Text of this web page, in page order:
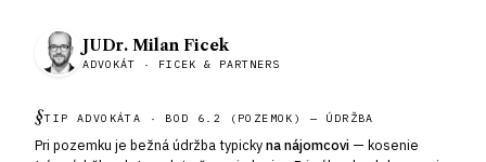
JUDr. Milan Ficek
ADVOKÁT · FICEK & PARTNERS
§TIP ADVOKÁTA · BOD 6.2 (POZEMOK) — ÚDRŽBA
Pri pozemku je bežná údržba typickyna nájomcovi — kosenie